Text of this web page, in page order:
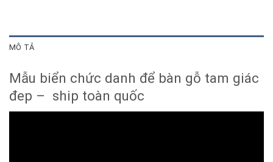
MÔ TẢ
Mẫu biển chức danh để bàn gỗ tam giác
đep – ship toàn quốc